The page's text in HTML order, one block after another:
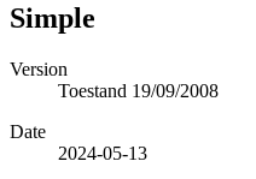
Simple
Version
Toestand 19/09/2008
Date
2024-05-13